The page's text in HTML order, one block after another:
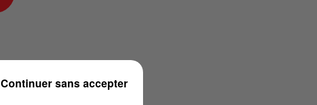
Continuer sans accepter